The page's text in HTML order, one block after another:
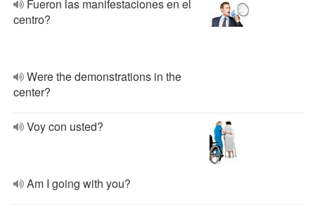
Fueron las manifestaciones en el
centro?
Were the demonstrations in the
center?
Voy con usted?
Am I going with you?